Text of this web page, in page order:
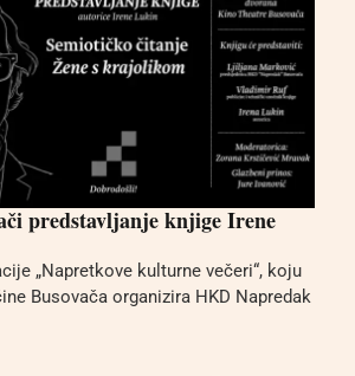
predstavljanje knjige Irene
„Napretkove kulturne večeri“, koju
Busovača organizira HKD Napredak